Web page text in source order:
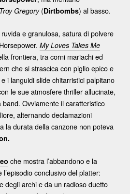
Troy Gregory(Dirtbombs) al basso.
e granulosa, satura di polvere
My Loves Takes Me
frontiera, tra corni mariachi ed
che si strascica con piglio epico e
i languidi slide chitarristici palpitano
le sue atmosfere thriller allucinate,
Ovviamente il caratteristico
alternando declamazioni
la durata della canzone non poteva
che mostra l’abbandono e la
conclusivo del platter:
degli archi e da un radioso duetto